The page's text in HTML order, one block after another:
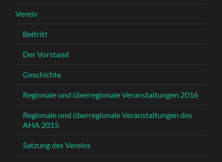
Verein
Beitritt
Der Vorstand
Geschichte
Regionale und überregionale Veranstaltungen 2016
Regionale und überregionale Veranstaltungen des
AHA 2015
Satzung des Vereins